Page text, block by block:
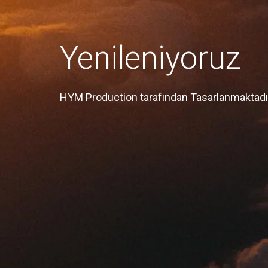
Yenileniyoruz
HYM Production tarafından